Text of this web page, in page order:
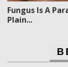
Fungus Is A
Plain...